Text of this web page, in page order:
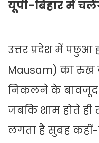
यूपी-बिहार में
उत्तर प्रदेश में पछुआ
Mausam) का रुख
निकलने के बावजूद
जबकि शाम होते ही
लगता है सुबह